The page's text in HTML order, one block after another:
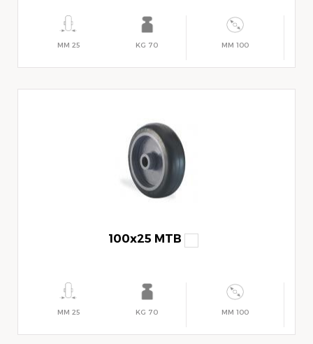
100 MM
70 KG
25 MM
100x25 MTB
100 MM
70 KG
25 MM